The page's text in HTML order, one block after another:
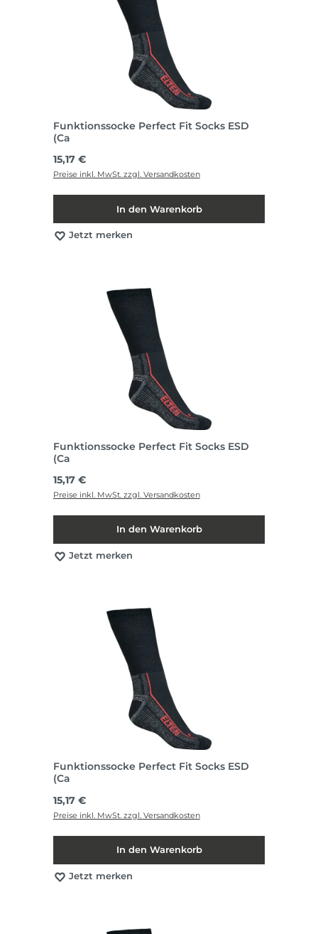
Funktionssocke Perfect Fit Socks ESD
(Ca
Regulärer Preis:
15,17 €
Preise inkl. MwSt. zzgl. Versandkosten
In den Warenkorb
Jetzt merken
Funktionssocke Perfect Fit Socks ESD
(Ca
Regulärer Preis:
15,17 €
Preise inkl. MwSt. zzgl. Versandkosten
In den Warenkorb
Jetzt merken
Funktionssocke Perfect Fit Socks ESD
(Ca
Regulärer Preis:
15,17 €
Preise inkl. MwSt. zzgl. Versandkosten
In den Warenkorb
Jetzt merken